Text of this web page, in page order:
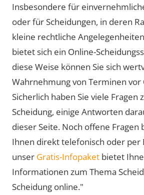
Insbesondere für
oder für Scheidungen, in deren
kleine rechtliche
bietet sich ein Online-
diese Weise können Sie sich
Wahrnehmung von Terminen vor
Sicherlich haben Sie viele Fragen
Scheidung, einige Antworten
dieser Seite. Noch offene
Ihnen direkt telefonisch oder per
unser Gratis-Infopaket bietet
Informationen zum Thema
Scheidung online."